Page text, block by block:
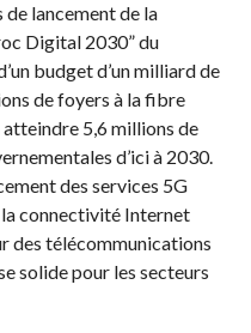
lancement de la
Digital 2030” du
budget d’un milliard de
de foyers à la fibre
atteindre 5,6 millions de
d’ici à 2030.
des services 5G
connectivité Internet
des télécommunications
solide pour les secteurs